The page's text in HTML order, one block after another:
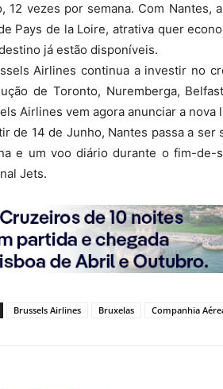
12 vezes por semana. Com
Pays de la Loire, atrativa quer
já estão disponíveis.
Airlines continua a investir no
de Toronto, Nuremberga,
Airlines vem agora anunciar a
de 14 de Junho, Nantes passa a
e um voo diário durante o fim-de-
Jets.
Brussels Airlines Bruxelas Companhia